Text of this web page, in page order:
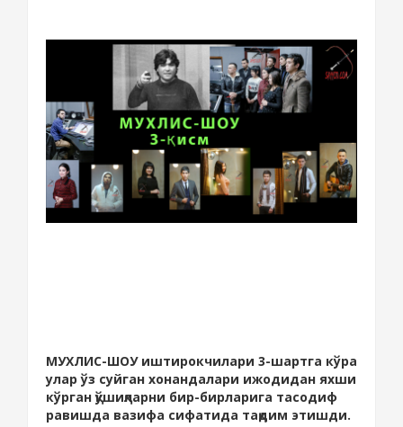
МУХЛИС-ШОУ иштирокчилари 3-шартга кўра
улар ўз суйган хонандалари ижодидан яхши
кўрган қўшиқларни бир-бирларига тасодиф
равишда вазифа сифатида тақдим этишди.